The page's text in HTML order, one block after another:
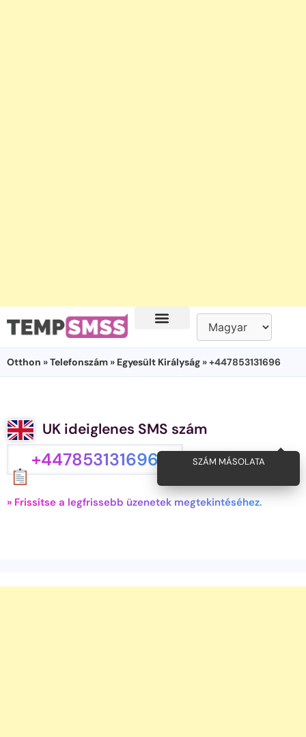
Otthon »Telefonszám » Egyesült Királyság » +447853131696
UK ideiglenes SMS szám
+447853131696 SZÁM MÁSOLATA
» Frissítse a legfrissebb üzenetek megtekintéséhez.